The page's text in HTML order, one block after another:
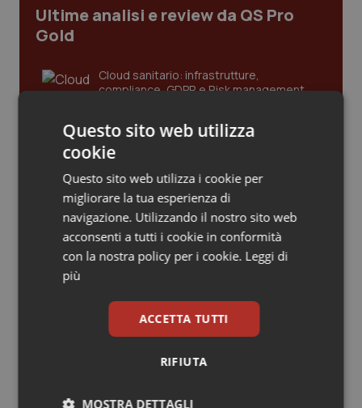
Molise
Piemonte
Provincia Autonoma di Trento
Puglia
Sardegna
Sicilia
Epatiti
HIV
Ipertensione & Scompenso
Malattie rare
Malattia di Crohn & Rettocolite Ulcerosa
Neuroscienze & patologie neurodegenerative
Ultime analisi e review da QS Pro
Gold
Cloud sanitario: infrastrutture,
compliance, GDPR e Risk management
Gestione dell'Ipertensione resistente:
Leadership Infermieristica 2026: nuovi
modelli di responsabilità e autonomia
Leadership Medica 2026: guidare team
clinici ad alte prestazioni
odontoiatrico: applicazioni concrete e
Questo sito web utilizza
cookie
Questo sito web utilizza i cookie per
migliorare la tua esperienza di
navigazione. Utilizzando il nostro sito web
acconsenti a tutti i cookie in conformità
con la nostra policy per i cookie. Leggi di
più
ACCETTA TUTTI
RIFIUTA
MOSTRA DETTAGLI